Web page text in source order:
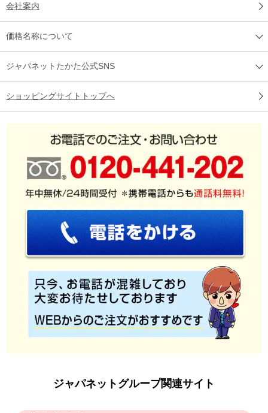
会社案内
価格名称について
ジャパネットたかた公式SNS
ショッピングサイトトップへ
ジャパネットグループ関連サイト